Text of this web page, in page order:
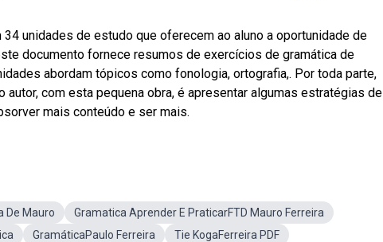
unidades de estudo que oferecem ao aluno a oportunidade de
documento fornece resumos de exercícios de gramática de
abordam tópicos como fonologia, ortografia,. Por toda parte,
com esta pequena obra, é apresentar algumas estratégias de
mais conteúdo e ser mais.
De Mauro
Gramatica Aprender E PraticarFTD Mauro Ferreira
GramáticaPaulo Ferreira
Tie KogaFerreira PDF